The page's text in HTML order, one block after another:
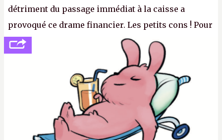
détriment du passage immédiat à la caisse a
provoqué ce drame financier. Les petits cons ! Pour
se consoler, le PDG David Baszucki peut compter
sur le déblocage du jeu en Russie et l'explosion des
joueurs majeurs (+32 %). L'avenir appartient donc
aux adultes, qui ne sont jamais que des enfants
avec du pouvoir d'achat.P.